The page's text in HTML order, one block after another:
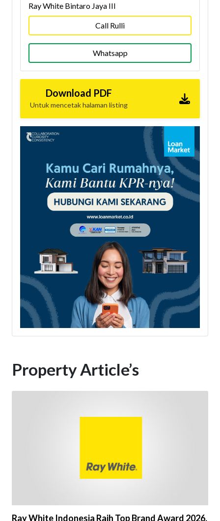
Ray White Bintaro Jaya III
Call Rulli
Whatsapp
Download PDF
Untuk mencetak halaman listing
Property Article’s
Ray White Indonesia Raih Top Brand Award 2026,